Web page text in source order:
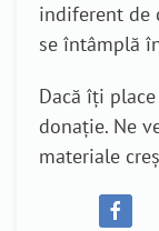
indiferent de
se întâmplă
Dacă îți
donație. Ne
materiale